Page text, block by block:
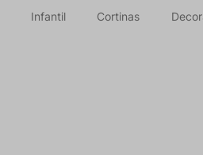
Infantil Cortinas